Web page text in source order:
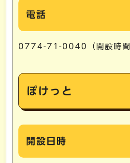
電話
0774-71-0040（開設時間
ぽけっと
開設日時